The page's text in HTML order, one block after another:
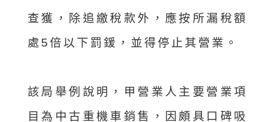
查獲，除追繳稅款外，應按所漏稅額
處5倍以下罰鍰，並得停止其營業。
該局舉例說明，甲營業人主要營業項
目為中古重機車銷售，因頗具口碑吸